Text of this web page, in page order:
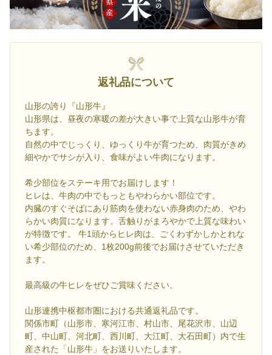
返礼品について
山形の誇り『山形牛』
山形県は、昼夜の寒暖の差が大きい事で上質な山形牛が育
ちます。
自然の中でじっくり、ゆっくり牛が育つため、肉質がきめ
細やかでサシが入り、食味がよい牛肉になります。
希少部位をステーキ用でお届けします！
ヒレは、牛肉の中でもっともやわらかい部位です。
内臓のすぐそばにあり筋肉を使わない赤身肉のため、やわ
らかい肉質になります。舌触りがまろやかで上質な味わい
が特徴です。 牛1頭からヒレ肉は、ごくわずかしかとれな
い希少部位のため、1枚200g前後でお届けさせていただき
ます。
最高級の牛ヒレをぜひご賞味ください。
山形連携中枢都市圏における共通返礼品です。
関係市町（山形市、寒河江市、村山市、尾花沢市、山辺
町、中山町、河北町、西川町、大江町、大石田町）内で生
産された「山形牛」をお送りいたします。